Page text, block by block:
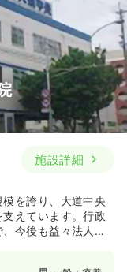
施設詳細
を誇り、大道中央
えています。行政
今後も益々法人規